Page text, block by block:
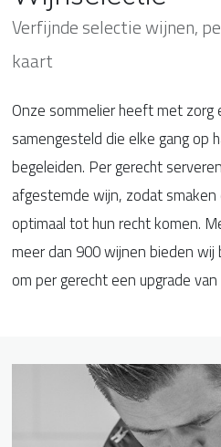
Verfijnde selectie wijnen,
kaart
Onze sommelier heeft met zorg
samengesteld die elke gang op
begeleiden. Per gerecht
afgestemde wijn, zodat
optimaal tot hun recht komen.
meer dan 900 wijnen bieden wij
om per gerecht een upgrade